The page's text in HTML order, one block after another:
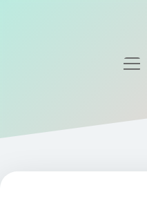
Gizlilik Politikası
Yasal Uyarı